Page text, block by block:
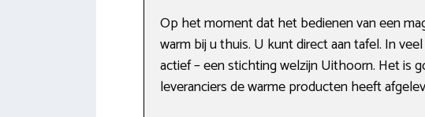
Op het moment dat het bedienen van een
warm bij u thuis. U kunt direct aan tafel. In
actief – een stichting welzijn Uithoorn. Het is
leveranciers de warme producten heeft